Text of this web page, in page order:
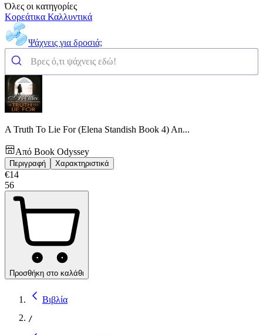
Όλες οι κατηγορίες
Κορεάτικα Καλλυντικά
Ψάχνεις για δροσιά;
A Truth To Lie For (Elena Standish Book 4) An...
Από Book Odyssey
Περιγραφή Χαρακτηριστικά
€14
56
Προσθήκη στο καλάθι
Βιβλία
/